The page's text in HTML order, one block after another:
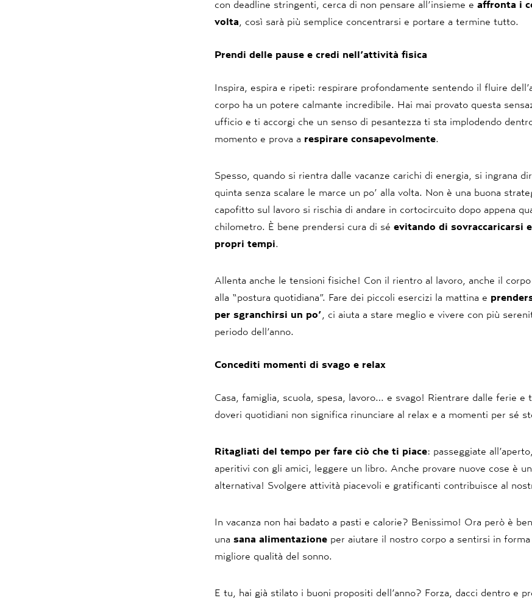
con deadline stringenti, cerca di non pensare all’insieme e affronta i
volta , così sarà più semplice concentrarsi e portare a termine tutto.
Prendi delle pause e credi nell’attività fisica
Inspira, espira e ripeti: respirare profondamente sentendo il fluire
corpo ha un potere calmante incredibile. Hai mai provato questa
ufficio e ti accorgi che un senso di pesantezza ti sta implodendo
momento e prova a respirare consapevolmente.
Spesso, quando si rientra dalle vacanze carichi di energia, si ingrana
quinta senza scalare le marce un po’ alla volta. Non è una buona
capofitto sul lavoro si rischia di andare in cortocircuito dopo appena
chilometro. È bene prendersi cura di sé evitando di sovraccaricarsi
propri tempi.
Allenta anche le tensioni fisiche! Con il rientro al lavoro, anche il
alla “postura quotidiana”. Fare dei piccoli esercizi la mattina e
per sgranchirsi un po’ , ci aiuta a stare meglio e vivere con più
periodo dell’anno.
Concediti momenti di svago e relax
Casa, famiglia, scuola, spesa, lavoro… e svago! Rientrare dalle ferie e
doveri quotidiani non significa rinunciare al relax e a momenti per sé
Ritagliati del tempo per fare ciò che ti piace: passeggiate
aperitivi con gli amici, leggere un libro. Anche provare nuove cose è
alternativa! Svolgere attività piacevoli e gratificanti contribuisce al
In vacanza non hai badato a pasti e calorie? Benissimo! Ora però è
una sana alimentazione per aiutare il nostro corpo a sentirsi in forma
migliore qualità del sonno.
E tu, hai già stilato i buoni propositi dell’anno? Forza, dacci dentro e